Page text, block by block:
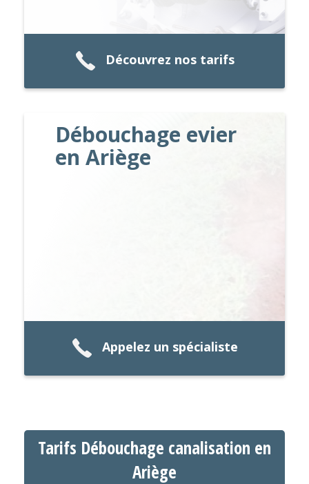
Découvrez nos tarifs
Débouchage evier
en Ariège
Appelez un spécialiste
Tarifs Débouchage canalisation en
Ariège